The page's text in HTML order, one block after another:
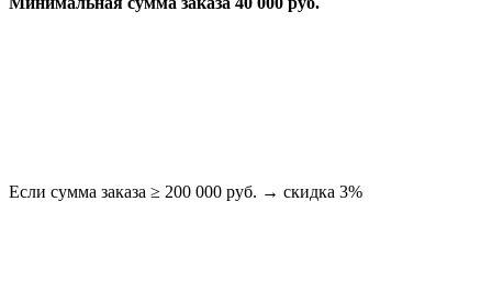
Если сумма заказа ≥ 200 000 руб. → скидка 3%